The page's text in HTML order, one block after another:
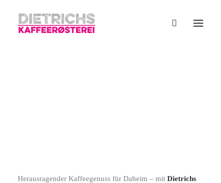
Herausragender Kaffeegenuss für Daheim – mit Dietrichs